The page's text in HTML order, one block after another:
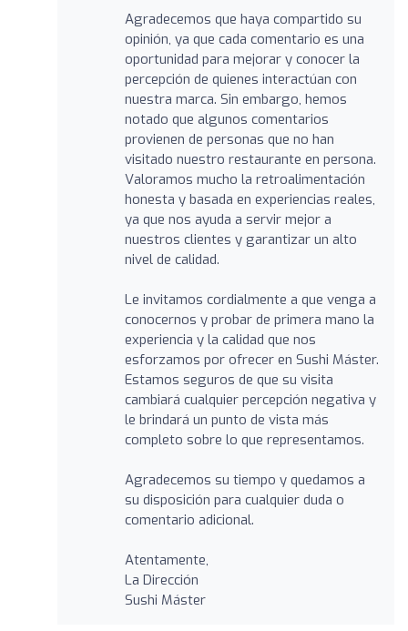
Agradecemos que haya compartido su
opinión, ya que cada comentario es una
oportunidad para mejorar y conocer la
percepción de quienes interactúan con
nuestra marca. Sin embargo, hemos
notado que algunos comentarios
provienen de personas que no han
visitado nuestro restaurante en persona.
Valoramos mucho la retroalimentación
honesta y basada en experiencias reales,
ya que nos ayuda a servir mejor a
nuestros clientes y garantizar un alto
nivel de calidad.
Le invitamos cordialmente a que venga a
conocernos y probar de primera mano la
experiencia y la calidad que nos
esforzamos por ofrecer en Sushi Máster.
Estamos seguros de que su visita
cambiará cualquier percepción negativa y
le brindará un punto de vista más
completo sobre lo que representamos.
Agradecemos su tiempo y quedamos a
su disposición para cualquier duda o
comentario adicional.
Atentamente,
La Dirección
Sushi Máster